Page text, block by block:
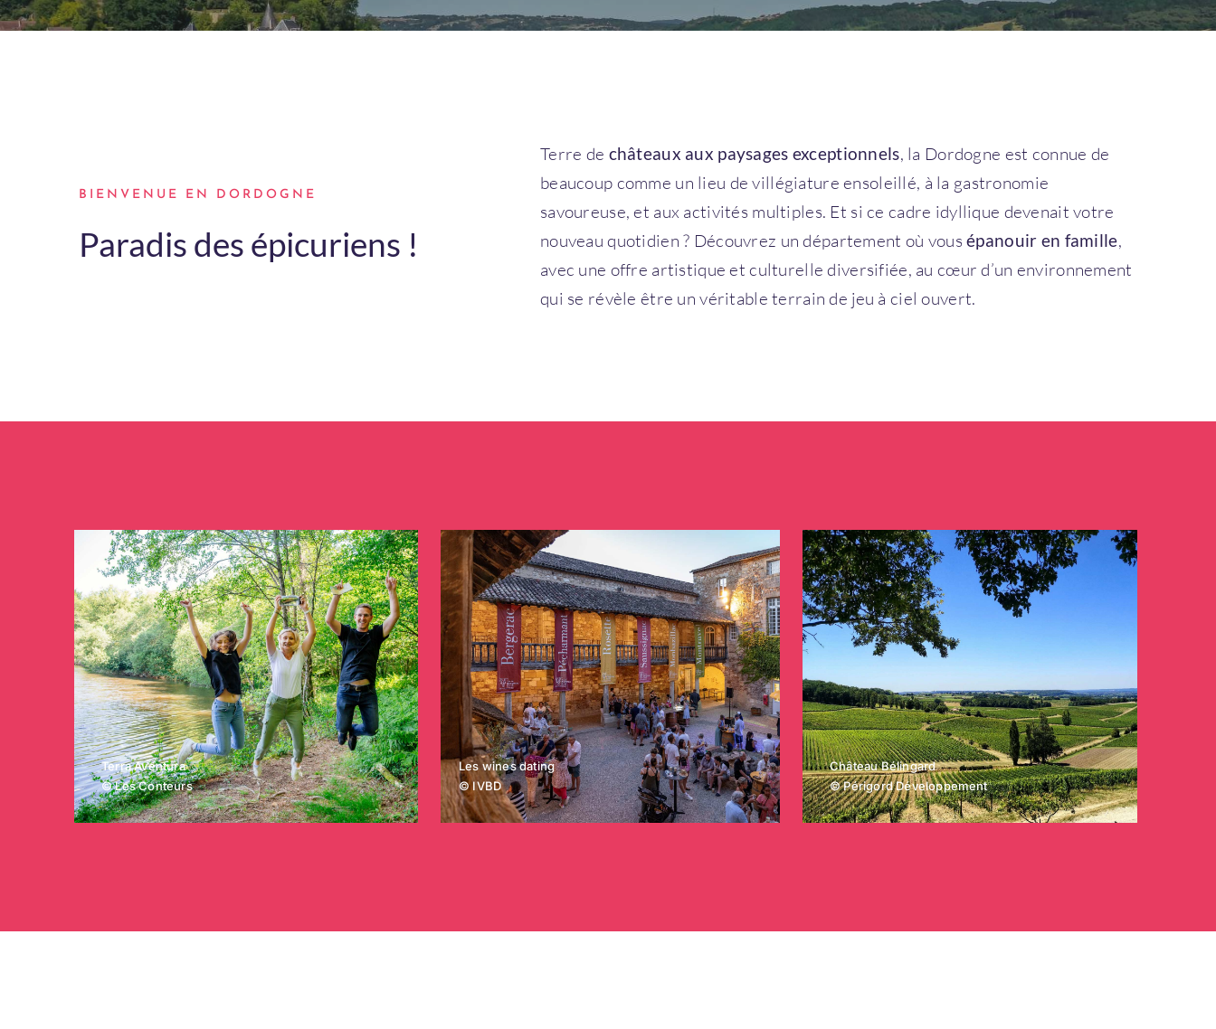
BIENVENUE EN DORDOGNE
Paradis des épicuriens !
Terre de châteaux aux paysages exceptionnels, la Dordogne est connue de
beaucoup comme un lieu de villégiature ensoleillé, à la gastronomie
savoureuse, et aux activités multiples. Et si ce cadre idyllique devenait votre
nouveau quotidien ? Découvrez un département où vousépanouir en famille,
avec une offre artistique et culturelle diversifiée, au cœur d’un environnement
qui se révèle être un véritable terrain de jeu à ciel ouvert.
Terra Aventura
© Les Conteurs
Les wines dating
© IVBD
Château Bélingard
© Périgord Développement